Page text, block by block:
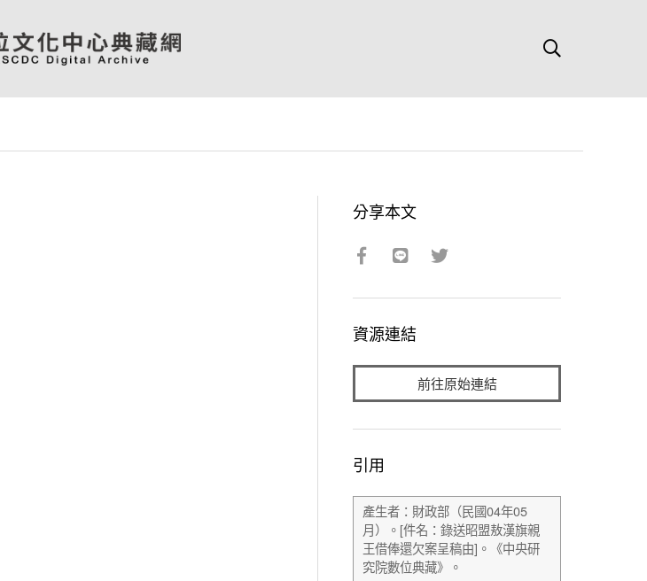
分享本文
資源連結
前往原始連結
引用